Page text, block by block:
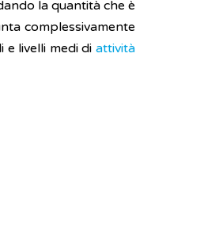
la quantità che è
complessivamente
livelli medi di attività